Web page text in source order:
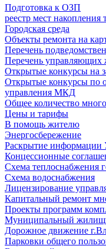
Подготовка к ОЗП
реестр мест накопления
Городская среда
Объекты ремонта на
Перечень
Перечень
Открытые конкурсы на
Открытые конкурсы по
управления МКД
Общее количество
Цены и тарифы
В помощь жителю
Энергосбережение
Раскрытие
Концессионные
Схема теплоснабжения
Схема водоснабжения
Лицензирование
Капитальный ремонт
Проекты программ
Муниципальный
Дорожное движение
Парковки общего